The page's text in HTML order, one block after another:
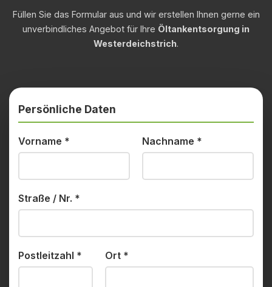
Füllen Sie das Formular aus und wir erstellen Ihnen gerne ein
unverbindliches Angebot für Ihre Öltankentsorgung in
Westerdeichstrich.
Persönliche Daten
Vorname * Nachname *
Straße / Nr. *
Postleitzahl * Ort *